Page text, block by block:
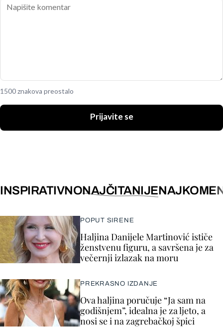
1500 znakova preostalo
Prijavite se
INSPIRATIVNONAJČITANIJE
POPUT SIRENE
Haljina Danijele Martinović ističe
ženstvenu figuru, a savršena je za
večernji izlazak na moru
PREKRASNO IZDANJE
Ova haljina poručuje “Ja sam na
godišnjem”, idealna je za ljeto, a
nosi se i na zagrebačkoj špici